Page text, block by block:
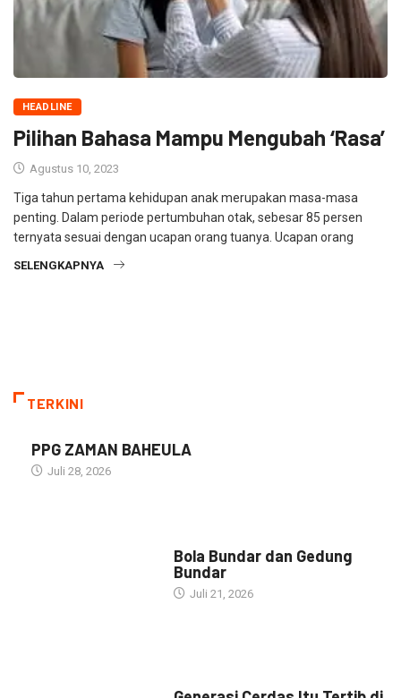
HEADLINE
Pilihan Bahasa Mampu Mengubah ‘Rasa’
Agustus 10, 2023
Tiga tahun pertama kehidupan anak merupakan masa-masa
penting. Dalam periode pertumbuhan otak, sebesar 85 persen
ternyata sesuai dengan ucapan orang tuanya. Ucapan orang
SELENGKAPNYA
TERKINI
PPG ZAMAN BAHEULA
Juli 28, 2026
Bola Bundar dan Gedung
Bundar
Juli 21, 2026